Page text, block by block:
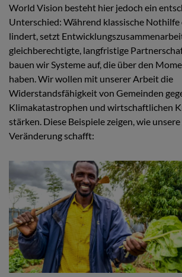
World Vision besteht hier jedoch ein
Unterschied: Während klassische
lindert, setzt
gleichberechtigte, langfristige
bauen wir Systeme auf, die über den
haben. Wir wollen mit unserer Arbeit die
Widerstandsfähigkeit von Gemeinden
Klimakatastrophen und wirtschaftlichen
stärken. Diese Beispiele zeigen, wie
Veränderung schafft:
Stories
Add
Image